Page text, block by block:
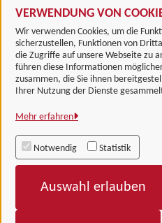
VERWENDUNG VON
Wir verwenden Cookies, um die
sicherzustellen, Funktionen von
die Zugriffe auf unsere Webseite zu
führen diese Informationen
zusammen, die Sie ihnen
Ihrer Nutzung der Dienste
Mehr erfahren
Notwendig Statistik
Auswahl erlauben
Landkreis Göttingen
Alle Rechte vorbehalten